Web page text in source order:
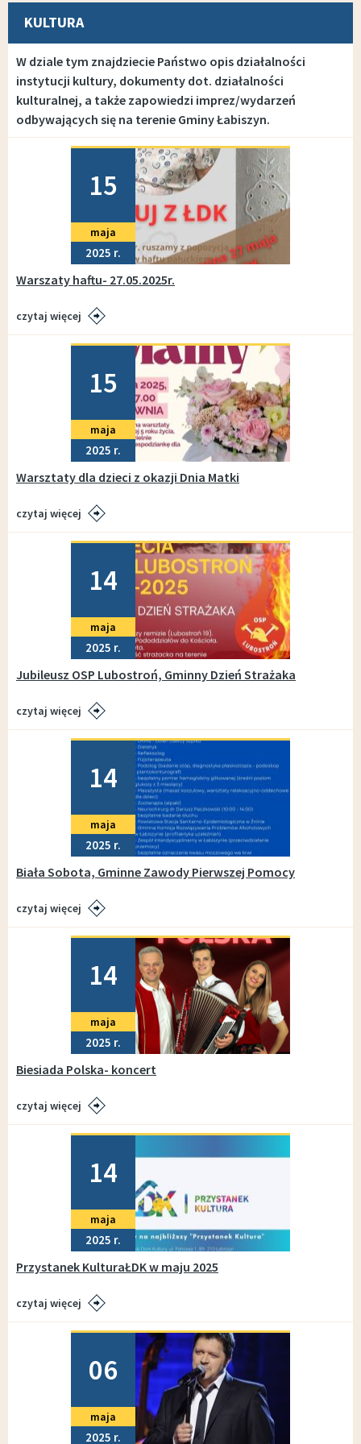
KULTURA
W dziale tym znajdziecie Państwo opis działalności
instytucji kultury, dokumenty dot. działalności
kulturalnej, a także zapowiedzi imprez/wydarzeń
odbywających się na terenie Gminy Łabiszyn.
15
maja
2025
Warszaty haftu- 27.05.2025r.
czytaj więcej
15
maja
2025
Warsztaty dla dzieci z okazji Dnia Matki
czytaj więcej
14
maja
2025
Jubileusz OSP Lubostroń, Gminny Dzień Strażaka
czytaj więcej
14
maja
2025
Biała Sobota, Gminne Zawody Pierwszej Pomocy
czytaj więcej
14
maja
2025
Biesiada Polska- koncert
czytaj więcej
14
maja
2025
Przystanek KulturaŁDK w maju 2025
czytaj więcej
06
maja
2025